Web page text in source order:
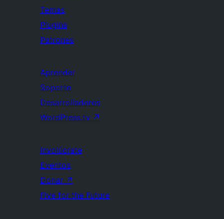
Temas
Plugins
Patrones
Aprender
Soporte
Desarrolladores
WordPress.tv ↗
Involúcrate
Eventos
Donar ↗
Five for the Future